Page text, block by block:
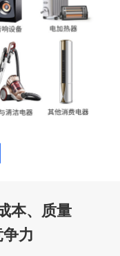
本、质量
力